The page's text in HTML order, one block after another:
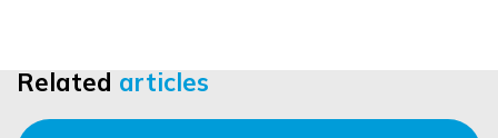
Related articles